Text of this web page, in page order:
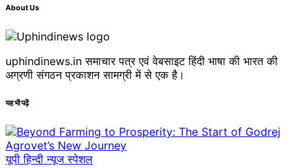
About Us
uphindinews.in समाचार पत्र एवं वेबसाइट हिंदी भाषा की भारत की
अग्रणी संगठन प्रकाशन सामग्री में से एक है।
यह भी पढ़ें
यूपी हिन्दी न्यूज स्पेशल